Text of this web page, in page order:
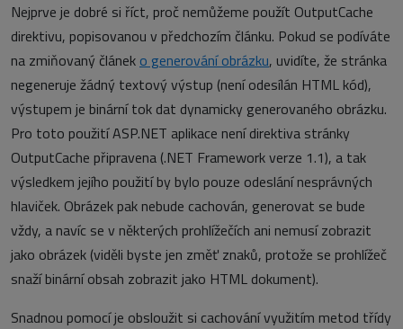
Nejprve je dobré si říct, proč nemůžeme použít OutputCache
direktivu, popisovanou v předchozím článku. Pokud se podíváte
na zmiňovaný článek o generování obrázku, uvidíte, že stránka
negeneruje žádný textový výstup (není odesílán HTML kód),
výstupem je binární tok dat dynamicky generovaného obrázku.
Pro toto použití ASP.NET aplikace není direktiva stránky
OutputCache připravena (.NET Framework verze 1.1), a tak
výsledkem jejího použití by bylo pouze odeslání nesprávných
hlaviček. Obrázek pak nebude cachován, generovat se bude
vždy, a navíc se v některých prohlížečích ani nemusí zobrazit
jako obrázek (viděli byste jen změť znaků, protože se prohlížeč
snaží binární obsah zobrazit jako HTML dokument).
Snadnou pomocí je obsloužit si cachování využitím metod třídy